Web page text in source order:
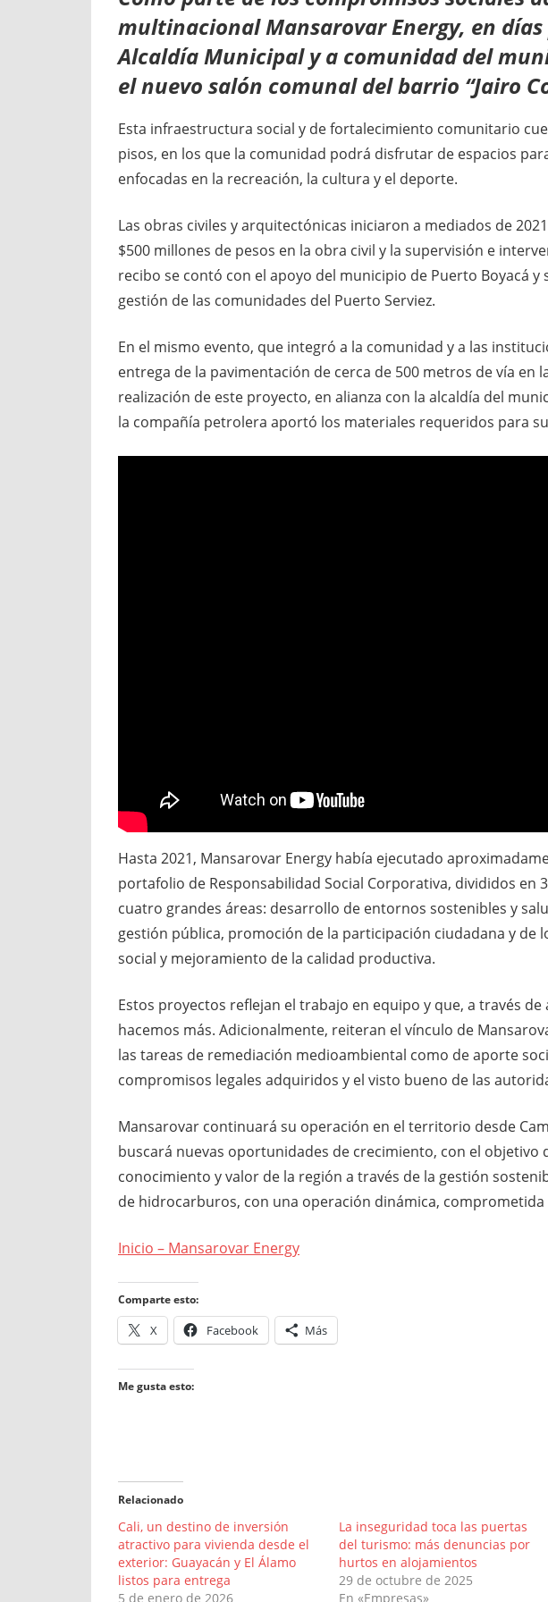
multinacional Mansarovar Energy, en días
Alcaldía Municipal y a comunidad del
el nuevo salón comunal del barrio “Jairo
Esta infraestructura social y de fortalecimiento comunitario
pisos, en los que la comunidad podrá disfrutar de espacios
enfocadas en la recreación, la cultura y el deporte.
Las obras civiles y arquitectónicas iniciaron a mediados de
$500 millones de pesos en la obra civil y la supervisión e
recibo se contó con el apoyo del municipio de Puerto Boyacá y
gestión de las comunidades del Puerto Serviez.
En el mismo evento, que integró a la comunidad y a las
entrega de la pavimentación de cerca de 500 metros de vía en
realización de este proyecto, en alianza con la alcaldía del
la compañía petrolera aportó los materiales requeridos para
Hasta 2021, Mansarovar Energy había ejecutado
portafolio de Responsabilidad Social Corporativa, divididos en
cuatro grandes áreas: desarrollo de entornos sostenibles y
gestión pública, promoción de la participación ciudadana y de
social y mejoramiento de la calidad productiva.
Estos proyectos reflejan el trabajo en equipo y que, a través
hacemos más. Adicionalmente, reiteran el vínculo de
las tareas de remediación medioambiental como de aporte
compromisos legales adquiridos y el visto bueno de las
Mansarovar continuará su operación en el territorio desde
buscará nuevas oportunidades de crecimiento, con el objetivo
conocimiento y valor de la región a través de la gestión
de hidrocarburos, con una operación dinámica,
Inicio – Mansarovar Energy
Comparte esto:
X Facebook Más
Me gusta esto:
Relacionado
Cali, un destino de inversión
atractivo para vivienda desde el
exterior: Guayacán y El Álamo
listos para entrega
5 de enero de 2026
La inseguridad toca las puertas
del turismo: más denuncias por
hurtos en alojamientos
29 de octubre de 2025
En «Empresas»